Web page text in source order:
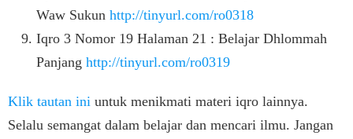
Waw Sukun http://tinyurl.com/ro0318
Iqro 3 Nomor 19 Halaman 21 : Belajar Dhlommah
Panjang http://tinyurl.com/ro0319
Klik tautan ini untuk menikmati materi iqro lainnya.
Selalu semangat dalam belajar dan mencari ilmu. Jangan